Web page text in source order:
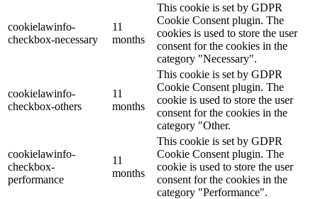
cookielawinfo-
checkbox-necessary
11
months
This cookie is set by GDPR
Cookie Consent plugin. The
cookies is used to store the user
consent for the cookies in the
category "Necessary".
cookielawinfo-
checkbox-others
11
months
This cookie is set by GDPR
Cookie Consent plugin. The
cookie is used to store the user
consent for the cookies in the
category "Other.
cookielawinfo-
checkbox-
performance
11
months
This cookie is set by GDPR
Cookie Consent plugin. The
cookie is used to store the user
consent for the cookies in the
category "Performance".